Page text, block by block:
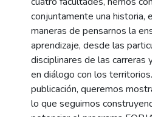
conjuntamente una historia,
maneras de pensarnos la
aprendizaje, desde las
disciplinares de las carreras y
en diálogo con los territorios.
publicación, queremos
lo que seguimos